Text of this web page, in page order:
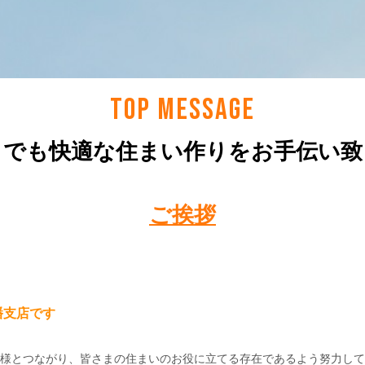
TOP MESSAGE
も快適な住まい作りをお手伝い
ご挨拶